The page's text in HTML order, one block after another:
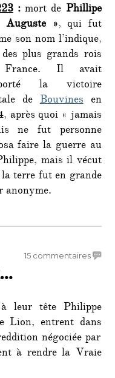
juillet
:
: mort de Phillipe
», qui fut
son nom l’indique,
plus grands rois
Il avait
la victoire
deBouvinesen
après quoi « jamais
ne fut personne
faire la guerre au
mais il vécut
terre fut en grande
anonyme.
un… 14 juillet : »
15 commentairessur
leur tête Philippe
Lion, entrent dans
négociée par
à rendre la Vraie